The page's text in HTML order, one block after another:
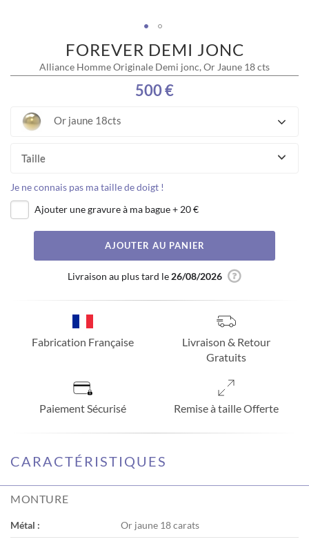
FOREVER DEMI JONC
Alliance Homme Originale Demi jonc, Or Jaune 18 cts
500 €
Or jaune 18cts
Taille
Je ne connais pas ma taille de doigt !
Ajouter une gravure à ma bague+ 20 €
AJOUTER AU PANIER
Livraison au plus tard le 26/08/2026
Fabrication Française
Livraison & Retour
Gratuits
Paiement Sécurisé Remise à taille Offerte
images
gallery
CARACTÉRISTIQUES
MONTURE
Métal : Or jaune 18 carats